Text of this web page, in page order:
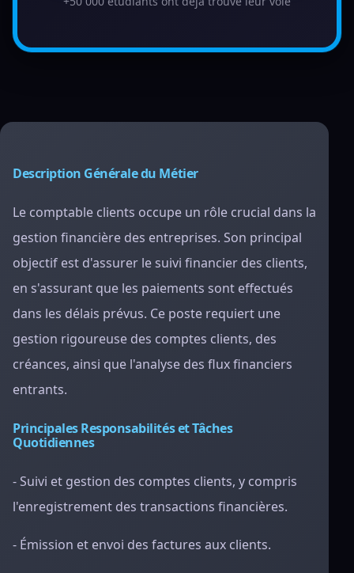
Description Générale du Métier
Le comptable clients occupe un rôle crucial dans la
gestion financière des entreprises. Son principal
objectif est d'assurer le suivi financier des clients,
en s'assurant que les paiements sont effectués
dans les délais prévus. Ce poste requiert une
gestion rigoureuse des comptes clients, des
créances, ainsi que l'analyse des flux financiers
entrants.
Principales Responsabilités et Tâches
Quotidiennes
- Suivi et gestion des comptes clients, y compris
l'enregistrement des transactions financières.
- Émission et envoi des factures aux clients.